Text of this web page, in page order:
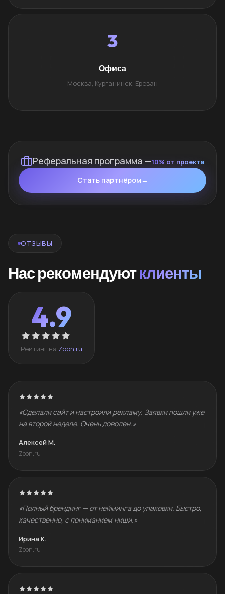
3
Офиса
Москва, Курганинск, Ереван
Реферальная программа —10% от проекта
Стать партнёром →
ОТЗЫВЫ
Нас рекомендуютклиенты
4.9
Рейтинг на Zoon.ru
«Сделали сайт и настроили рекламу. Заявки пошли уже
на второй неделе. Очень доволен.»
Алексей М.
Zoon.ru
«Полный брендинг — от нейминга до упаковки. Быстро,
качественно, с пониманием ниши.»
Ирина К.
Zoon.ru